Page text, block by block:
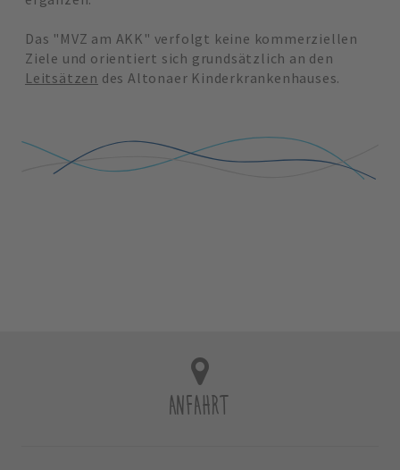
Das "MVZ am AKK" verfolgt keine kommerziellen
Ziele und orientiert sich grundsätzlich an den
Leitsätzen des Altonaer Kinderkrankenhauses.
ANFAHRT